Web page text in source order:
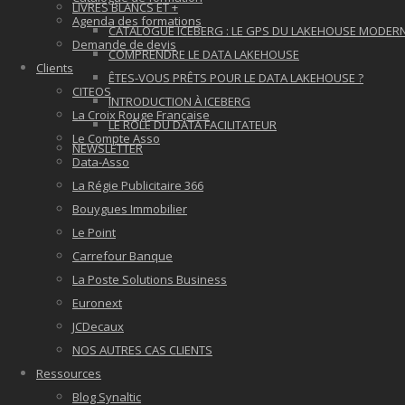
LIVRES BLANCS ET +
CATALOGUE ICEBERG : LE GPS DU LAKEHOUSE
COMPRENDRE LE DATA LAKEHOUSE
ÊTES-VOUS PRÊTS POUR LE DATA LAKEHOUSE ?
INTRODUCTION À ICEBERG
LE RÔLE DU DATA FACILITATEUR
NEWSLETTER
Agenda des formations
Demande de devis
Clients
CITEOS
La Croix Rouge Française
Le Compte Asso
Data-Asso
La Régie Publicitaire 366
Bouygues Immobilier
Le Point
Carrefour Banque
La Poste Solutions Business
Euronext
JCDecaux
NOS AUTRES CAS CLIENTS
Ressources
Blog Synaltic